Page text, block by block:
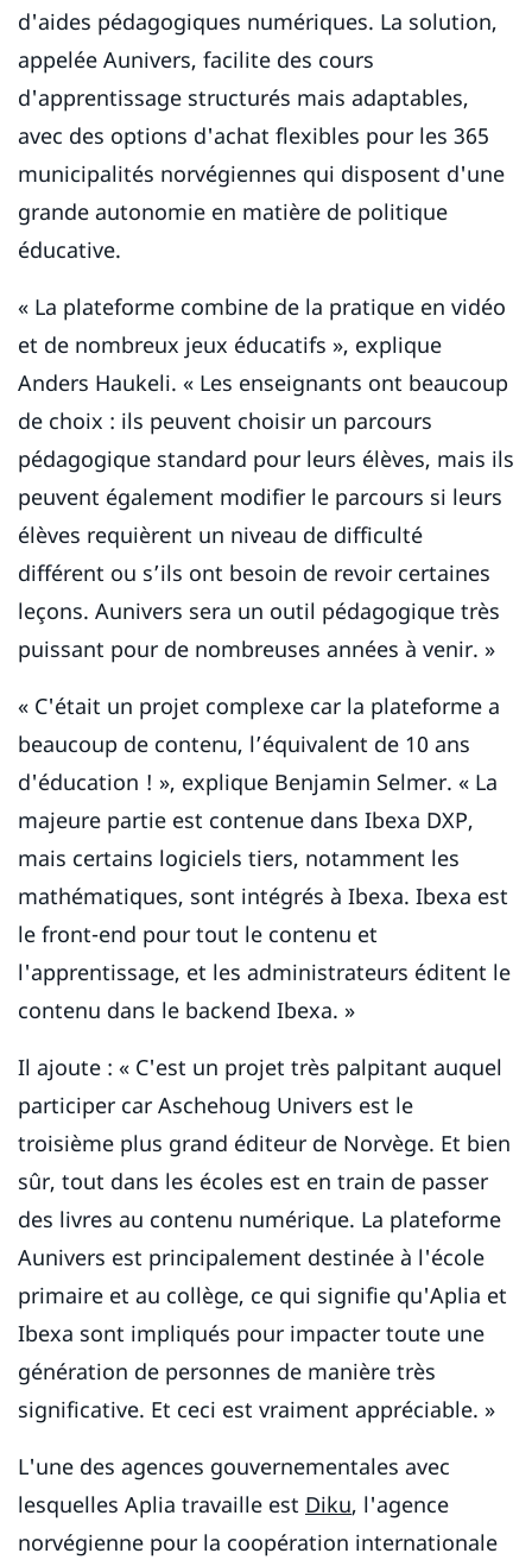
d'aides pédagogiques numériques. La solution,
appelée Aunivers, facilite des cours
d'apprentissage structurés mais adaptables,
avec des options d'achat flexibles pour les 365
municipalités norvégiennes qui disposent d'une
grande autonomie en matière de politique
éducative.
« La plateforme combine de la pratique en vidéo
et de nombreux jeux éducatifs », explique
Anders Haukeli. « Les enseignants ont beaucoup
de choix : ils peuvent choisir un parcours
pédagogique standard pour leurs élèves, mais ils
peuvent également modifier le parcours si leurs
élèves requièrent un niveau de difficulté
différent ou s’ils ont besoin de revoir certaines
leçons. Aunivers sera un outil pédagogique très
puissant pour de nombreuses années à venir. »
« C'était un projet complexe car la plateforme a
beaucoup de contenu, l’équivalent de 10 ans
d'éducation ! », explique Benjamin Selmer. « La
majeure partie est contenue dans Ibexa DXP,
mais certains logiciels tiers, notamment les
mathématiques, sont intégrés à Ibexa. Ibexa est
le front-end pour tout le contenu et
l'apprentissage, et les administrateurs éditent le
contenu dans le backend Ibexa. »
Il ajoute : « C'est un projet très palpitant auquel
participer car Aschehoug Univers est le
troisième plus grand éditeur de Norvège. Et bien
sûr, tout dans les écoles est en train de passer
des livres au contenu numérique. La plateforme
Aunivers est principalement destinée à l'école
primaire et au collège, ce qui signifie qu'Aplia et
Ibexa sont impliqués pour impacter toute une
génération de personnes de manière très
significative. Et ceci est vraiment appréciable. »
L'une des agences gouvernementales avec
lesquelles Aplia travaille est Diku, l'agence
norvégienne pour la coopération internationale